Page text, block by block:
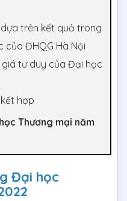
trên kết quả trong
của ĐHQG Hà Nội
tư duy của Đại học
hợp
Thương mại năm
Đại học